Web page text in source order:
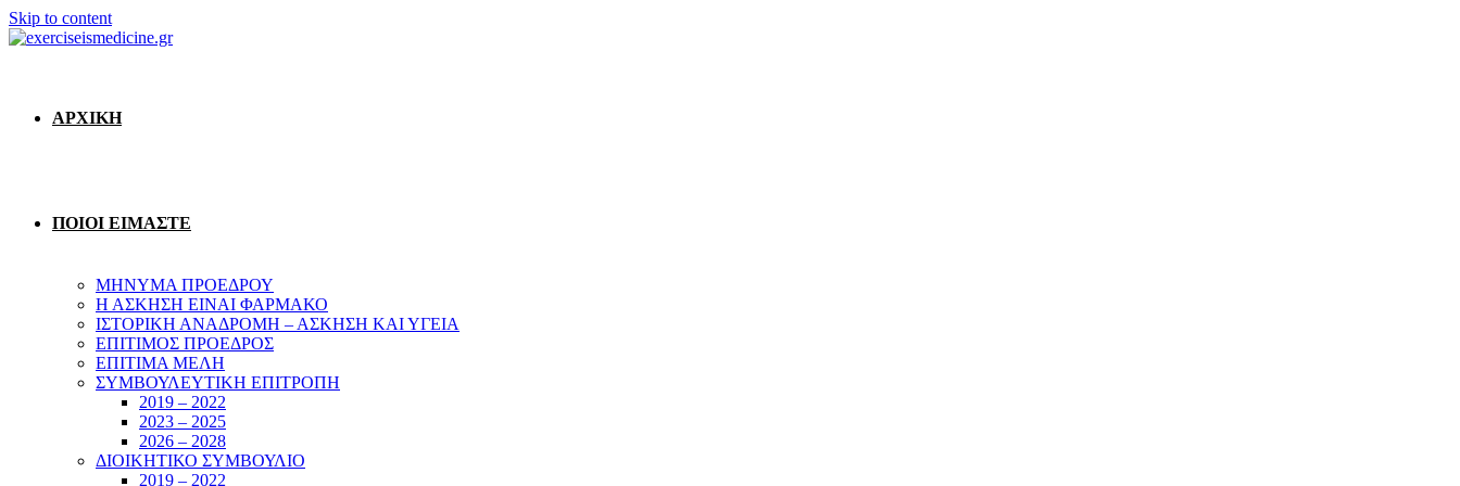
Skip to content
ΑΡΧΙΚΗ
ΠΟΙΟΙ ΕΙΜΑΣΤΕ
ΜΗΝΥΜΑ ΠΡΟΕΔΡΟΥ
Η ΑΣΚΗΣΗ ΕΙΝΑΙ ΦΑΡΜΑΚΟ
ΙΣΤΟΡΙΚΗ ΑΝΑΔΡΟΜΗ – ΑΣΚΗΣΗ ΚΑΙ ΥΓΕΙΑ
ΕΠΙΤΙΜΟΣ ΠΡΟΕΔΡΟΣ
ΕΠΙΤΙΜΑ ΜΕΛΗ
ΣΥΜΒΟΥΛΕΥΤΙΚΗ ΕΠΙΤΡΟΠΗ
2019 – 2022
2023 – 2025
2026 – 2028
ΔΙΟΙΚΗΤΙΚΟ ΣΥΜΒΟΥΛΙΟ
2019 – 2022